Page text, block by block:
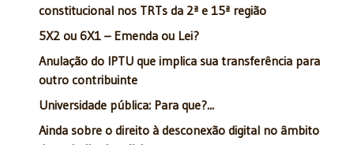
constitucional nos TRTs da 2ª e 15ª região
5X2 ou 6X1 – Emenda ou Lei?
Anulação do IPTU que implica sua transferência para
outro contribuinte
Universidade pública: Para que?...
Ainda sobre o direito à desconexão digital no âmbito